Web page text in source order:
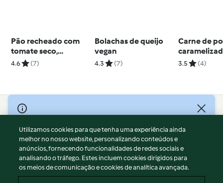
Pão recheado com
tomate seco,
azeitonas e pesto de
4.6 (7)
Bolachas de queijo
vegan
4.3 (7)
Carne de
e legumes
3.5 (4)
© Copyright 2026
Termos de Utilização
Aviso sobre Proteção de Dados
Aviso
Apoio legal
Utilizamos cookies para que tenha uma experiência ainda
melhor no nosso website, personalizando conteúdos e
anúncios, fornecendo funcionalidades de redes sociais e
analisando o tráfego. Estes incluem cookies dirigidos para
os meios de comunicação e cookies de analítica avançada.